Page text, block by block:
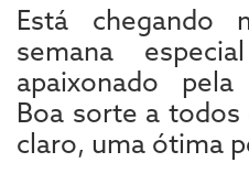
Está
semana
apaixonado pela
Boa sorte a
claro, uma ótima